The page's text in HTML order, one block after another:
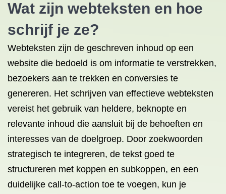
Wat zijn webteksten en hoe
schrijf je ze?
Webteksten zijn de geschreven inhoud op een
website die bedoeld is om informatie te verstrekken,
bezoekers aan te trekken en conversies te
genereren. Het schrijven van effectieve webteksten
vereist het gebruik van heldere, beknopte en
relevante inhoud die aansluit bij de behoeften en
interesses van de doelgroep. Door zoekwoorden
strategisch te integreren, de tekst goed te
structureren met koppen en subkoppen, en een
duidelijke call-to-action toe te voegen, kun je